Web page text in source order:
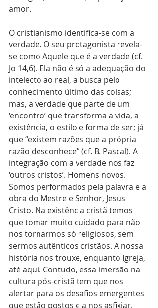
amor.
O cristianismo identifica-se com a
verdade. O seu protagonista revela-
se como Aquele que é a verdade (cf.
Jo 14,6). Ela não é só a adequação do
intelecto ao real, a busca pelo
conhecimento último das coisas;
mas, a verdade que parte de um
‘encontro’ que transforma a vida, a
existência, o estilo e forma de ser; já
que “existem razões que a própria
razão desconhece” (cf. B. Pascal). A
integração com a verdade nos faz
‘outros cristos’. Homens novos.
Somos performados pela palavra e a
obra do Mestre e Senhor, Jesus
Cristo. Na existência cristã temos
que tomar muito cuidado para não
nos tornarmos só religiosos, sem
sermos autênticos cristãos. A nossa
história nos trouxe, enquanto Igreja,
até aqui. Contudo, essa imersão na
cultura pós-cristã tem que nos
alertar para os desafios emergentes
que estão postos e a nos asfixiar.